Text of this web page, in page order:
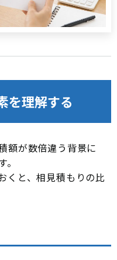
を理解する
額が数倍違う背景に
くと、相見積もりの比